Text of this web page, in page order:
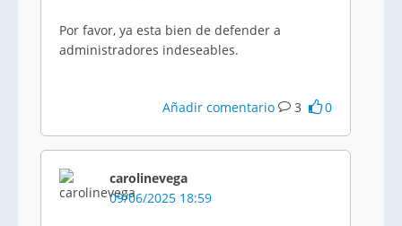
Por favor, ya esta bien de defender a
administradores indeseables.
Añadir comentario 3 0
carolinevega
09/06/2025 18:59